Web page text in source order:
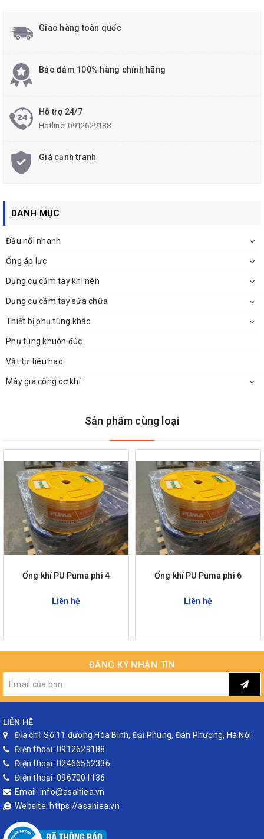
Giao hàng toàn quốc
Bảo đảm 100% hàng chính hãng
Hỗ trợ 24/7
Hotline:0912629188
Giá cạnh tranh
DANH MỤC
Đầu nối nhanh
Ống áp lực
Dụng cụ cầm tay khí nén
Dụng cụ cầm tay sửa chữa
Thiết bị phụ tùng khác
Phụ tùng khuôn đúc
Vật tư tiêu hao
Máy gia công cơ khí
Sản phẩm cùng loại
Ống khí PU Puma phi 4
Liên hệ
Ống khí PU Puma phi 6
Liên hệ
ĐĂNG KÝ NHẬN TIN
LIÊN HỆ
Địa chỉ: Số 11 đường Hòa Bình, Đại Phùng, Đan Phượng, Hà Nội
Điện thoại: 0912629188
Điện thoại: 02466562336
Điện thoại: 0967001136
Email: info@asahiea.vn
Website: https://asahiea.vn